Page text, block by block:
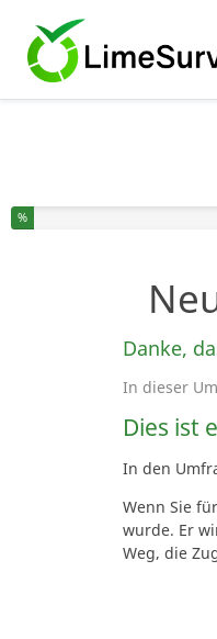
Sie haben % dieser
%
Danke,
In dieser
Dies ist
In den
Wenn Sie
wurde. Er
Weg, die